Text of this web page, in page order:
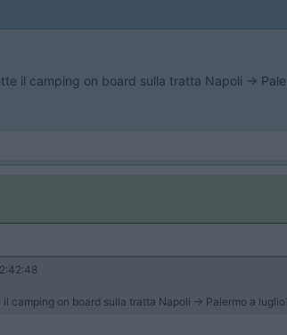
il camping on board sulla tratta Napoli ->
camping on board sulla tratta Napoli -> Palermo a